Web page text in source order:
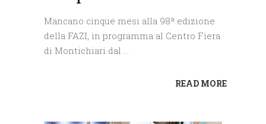
Mancano cinque mesi alla 98ª edizione
della FAZI, in programma al Centro Fiera
di Montichiari dal
READ MORE